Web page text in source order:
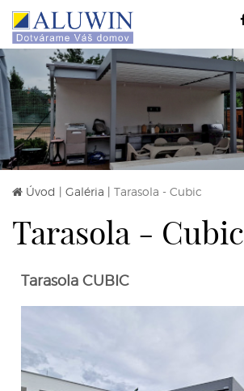
Úvod | Galéria | Tarasola - Cubic
Tarasola - Cubic
Tarasola CUBIC